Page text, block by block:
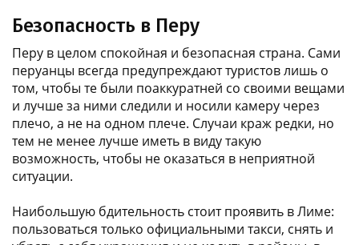
Безопасность в Перу
Перу в целом спокойная и безопасная страна. Сами
перуанцы всегда предупреждают туристов лишь о
том, чтобы те были поаккуратней со своими вещами
и лучше за ними следили и носили камеру через
плечо, а не на одном плече. Случаи краж редки, но
тем не менее лучше иметь в виду такую
возможность, чтобы не оказаться в неприятной
ситуации.
Наибольшую бдительность стоит проявить в Лиме:
пользоваться только официальными такси, снять и